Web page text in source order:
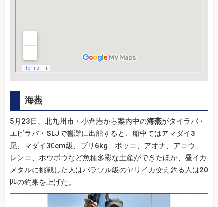
海燕
5月23日、北九州市・小倉港から案内中の海燕がタイラバ・
エビラバ・SLJで響灘に出船すると、船中ではアマダイ3
尾、マダイ30cm級、ブリ6kg、ボッコ、アオナ、アコウ、
レンコ、ホウボウなど魚種多彩な土産ができたほか、昼イカ
メタルに挑戦した人はパラソル級のヤリイカ交え釣る人は20
匹の釣果を上げた。